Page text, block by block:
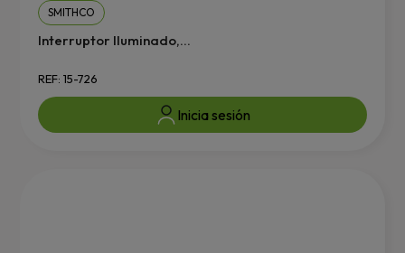
SMITHCO
Interruptor Iluminado,...
REF: 15-726
Inicia sesión